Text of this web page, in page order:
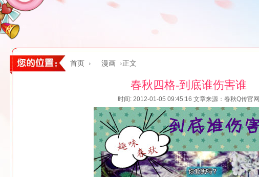
首页 › 漫画 ›正文
春秋四格-到底谁伤害谁
时间: 2012-01-05 09:45:16 文章来源：春秋Q传官网